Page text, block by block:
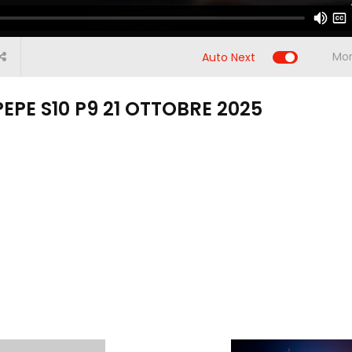
00:00
Auto Next
S10 P9 21 OTTOBRE 2025